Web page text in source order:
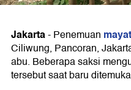
Jakarta-Penemuan
Ciliwung, Pancoran,
abu. Beberapa saksi
tersebut saat baru